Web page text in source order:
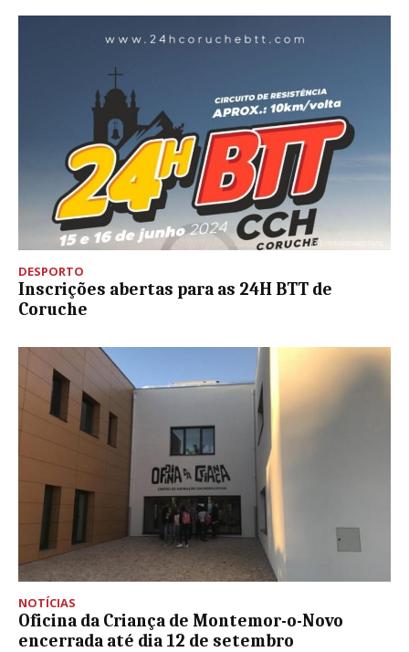
DESPORTO
Inscrições abertas para as 24H BTT de
Coruche
NOTÍCIAS
Oficina da Criança de Montemor-o-Novo
encerrada até dia 12 de setembro